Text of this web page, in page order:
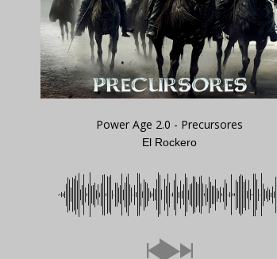
Power Age 2.0 - Precursores
El Rockero